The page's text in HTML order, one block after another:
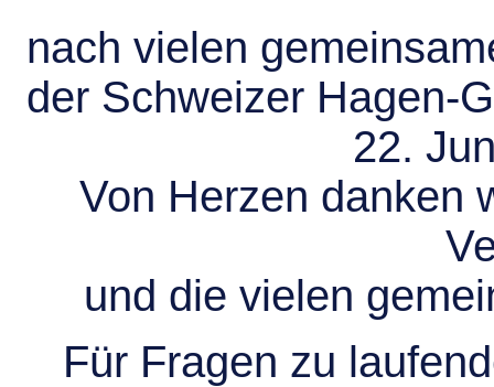
nach vielen
der Schweizer Hagen-
22.
Von Herzen danken
und die vielen
Für Fragen zu